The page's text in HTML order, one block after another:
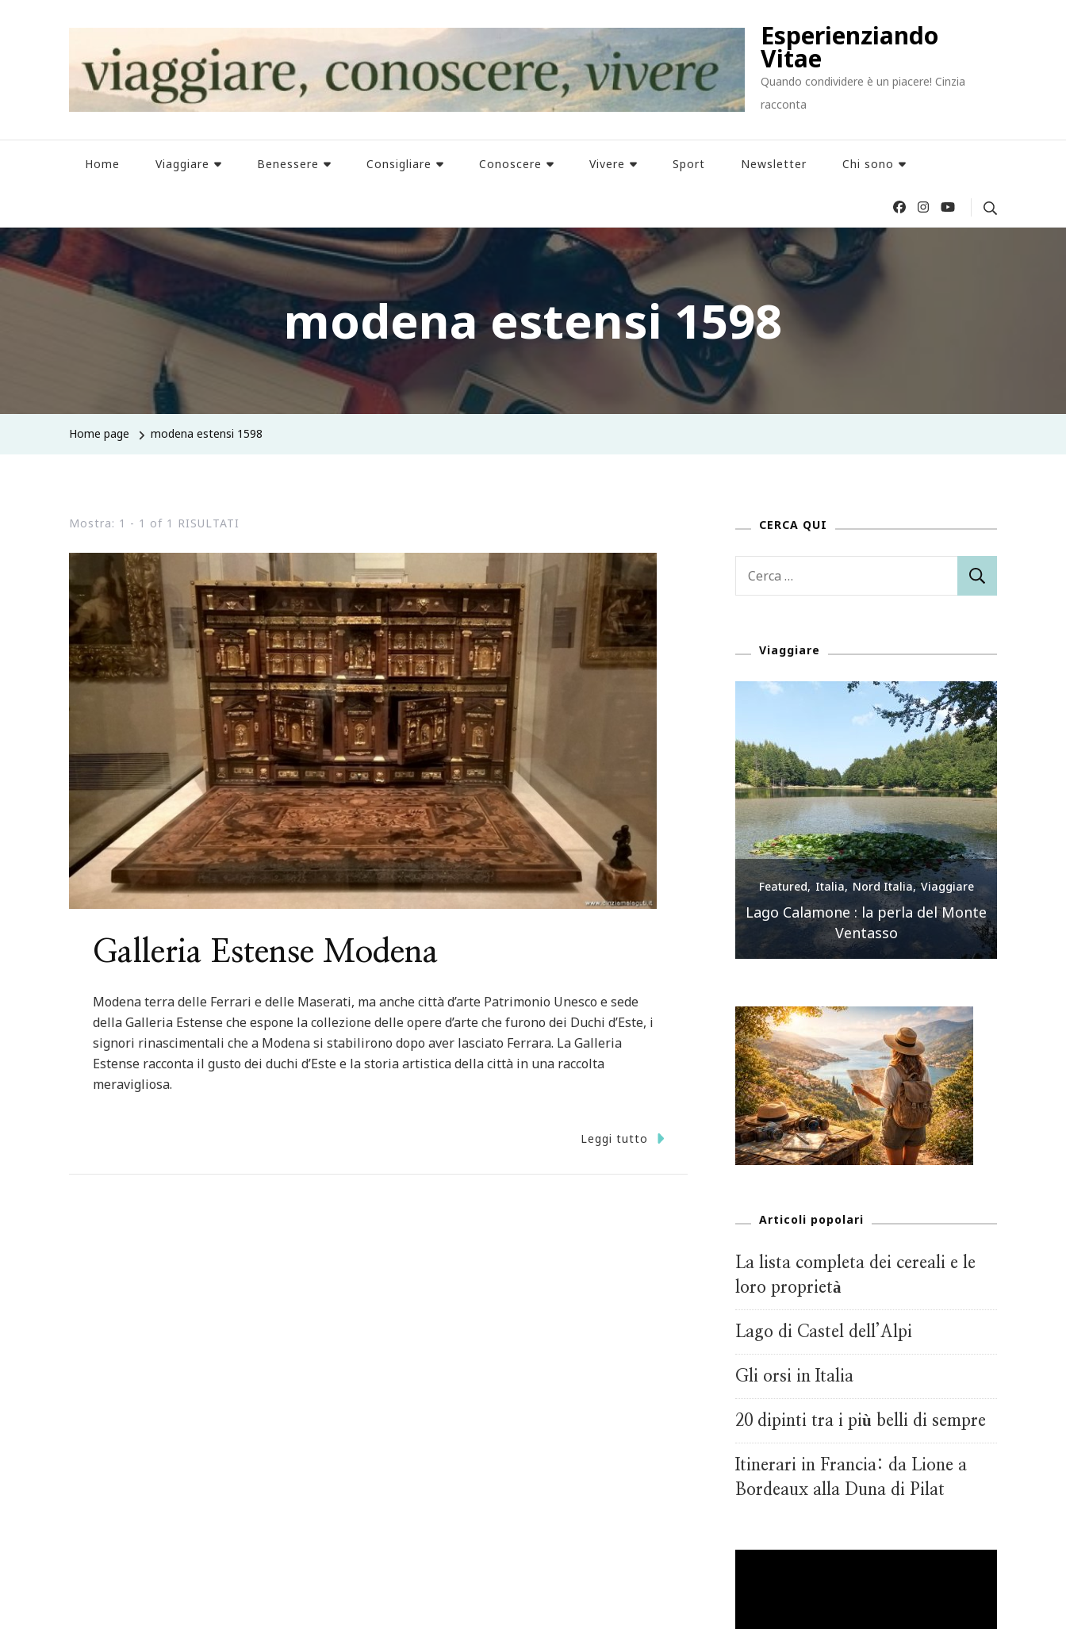
Esperienziando
Vitae
Quando condividere è un piacere! Cinzia
racconta
Home Viaggiare Benessere Consigliare Conoscere Vivere Sport Newsletter Chi sono
modena estensi 1598
Home page modena estensi 1598
Mostra: 1 - 1 of 1 RISULTATI
Galleria Estense Modena
Modena terra delle Ferrari e delle Maserati, ma anche città d’arte Patrimonio Unesco e sede
della Galleria Estense che espone la collezione delle opere d’arte che furono dei Duchi d’Este, i
signori rinascimentali che a Modena si stabilirono dopo aver lasciato Ferrara. La Galleria
Estense racconta il gusto dei duchi d’Este e la storia artistica della città in una raccolta
meravigliosa.
Leggi tutto
CERCA QUI
Viaggiare
Nord Italia Viaggiare
di Levico in Trentino
Centro Italia Featured Italia Viaggiare
Riviera del Conero in barca
Featured Italia Nord Italia
Lago Calamone : la perla del Monte
Featured Italia Nord Italia Viaggiare
Premilcuore e le sue cascate
spettacolari
Articoli popolari
La lista completa dei cereali e le
loro proprietà
Lago di Castel dell’Alpi
Gli orsi in Italia
20 dipinti tra i più belli di sempre
Itinerari in Francia: da Lione a
Bordeaux alla Duna di Pilat